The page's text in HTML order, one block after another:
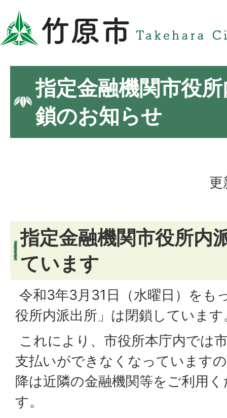
指定金融機関市役
鎖のお知らせ
更
指定金融機関市役所内
ています
令和3年3月31日（水曜日）をも
役所内派出所」は閉鎖しています
これにより、市役所本庁内では
支払いができなくなっています
降は近隣の金融機関等をご利用
す。